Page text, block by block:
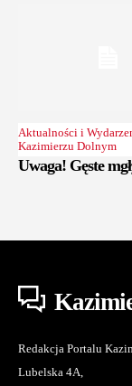
Aktualności i
Kazimierzu Dolnym
Uwaga! Gęste
Redakcja Portalu
Lubelska 4A,